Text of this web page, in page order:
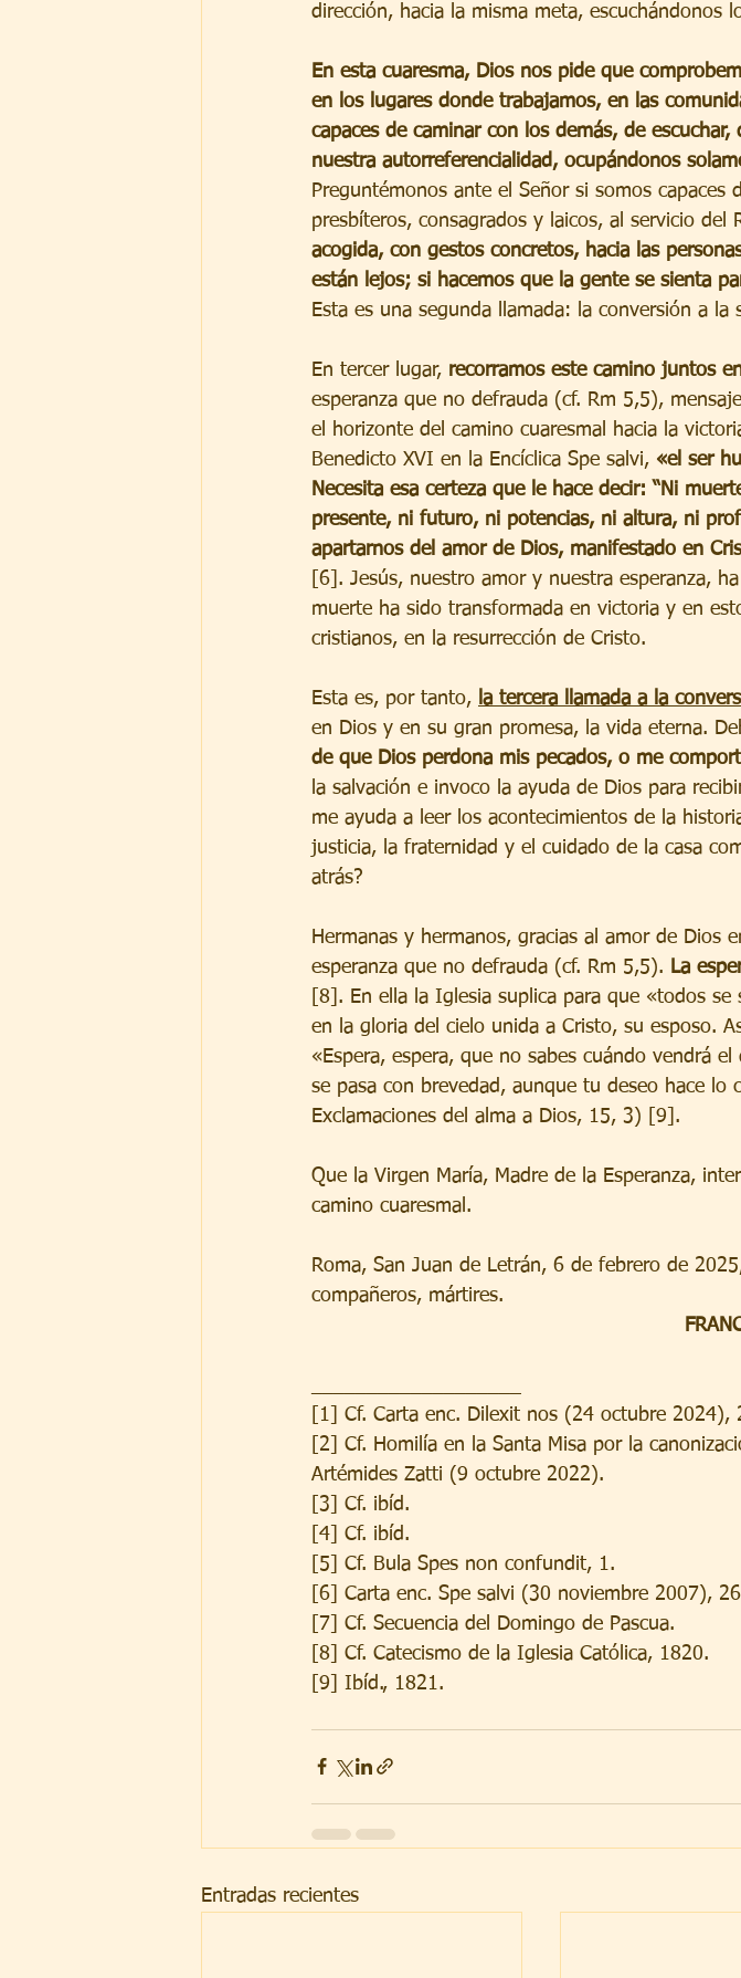
dirección, hacia la misma meta, escuchándonos
En esta cuaresma, Dios nos pide que
en los lugares donde trabajamos, en las
capaces de caminar con los demás, de
nuestra autorreferencialidad, ocupándonos
Preguntémonos ante el Señor si somos
presbíteros, consagrados y laicos, al servicio del
acogida, con gestos concretos, hacia las
están lejos; si hacemos que la gente se sienta
Esta es una segunda llamada: la conversión a la
En tercer lugar, recorramos este camino juntos
esperanza que no defrauda (cf. Rm 5,5),
el horizonte del camino cuaresmal hacia la
Benedicto XVI en la Encíclica Spe salvi, «el ser
Necesita esa certeza que le hace decir: “Ni
presente, ni futuro, ni potencias, ni altura, ni
apartarnos del amor de Dios, manifestado en
[6]. Jesús, nuestro amor y nuestra esperanza,
muerte ha sido transformada en victoria y en
cristianos, en la resurrección de Cristo.
Esta es, por tanto, la tercera llamada a la
en Dios y en su gran promesa, la vida eterna.
de que Dios perdona mis pecados, o me
la salvación e invoco la ayuda de Dios para
me ayuda a leer los acontecimientos de la
justicia, la fraternidad y el cuidado de la casa
atrás?
Hermanas y hermanos, gracias al amor de Dios
esperanza que no defrauda (cf. Rm 5,5). La
[8]. En ella la Iglesia suplica para que «todos
en la gloria del cielo unida a Cristo, su esposo.
«Espera, espera, que no sabes cuándo vendrá
se pasa con brevedad, aunque tu deseo hace
Exclamaciones del alma a Dios, 15, 3) [9].
Que la Virgen María, Madre de la Esperanza,
camino cuaresmal.
Roma, San Juan de Letrán, 6 de febrero de
compañeros, mártires.
[1] Cf. Carta enc. Dilexit nos (24 octubre 2024),
[2] Cf. Homilía en la Santa Misa por la
Artémides Zatti (9 octubre 2022).
[3] Cf. ibíd.
[4] Cf. ibíd.
[5] Cf. Bula Spes non confundit, 1.
[6] Carta enc. Spe salvi (30 noviembre 2007),
[7] Cf. Secuencia del Domingo de Pascua.
[8] Cf. Catecismo de la Iglesia Católica, 1820.
[9] Ibíd., 1821.
Entradas recientes